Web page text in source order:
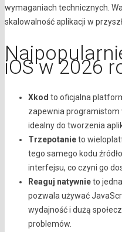
wymaganiach technicznych.
skalowalność aplikacji w
iOS w 2026
Xkod to oficjalna
zapewnia programistom
idealny do tworzenia
Trzepotanieto
tego samego kodu
interfejsu, co czyni go
Reaguj natywnieto
pozwala używać
wydajność i dużą
problemów.